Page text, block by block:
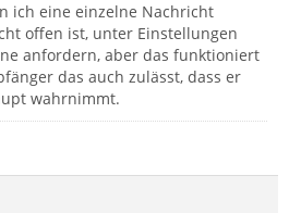
ich eine einzelne Nachricht
offen ist, unter Einstellungen
anfordern, aber das funktioniert
das auch zulässt, dass er
wahrnimmt.